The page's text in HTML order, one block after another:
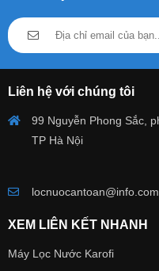
Liên hệ với chúng tôi
TP Hà Nội
XEM LIÊN KẾT NHANH
Máy Lọc Nước Karofi
Máy lọc nước KoriHome